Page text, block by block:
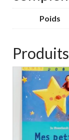
Poids